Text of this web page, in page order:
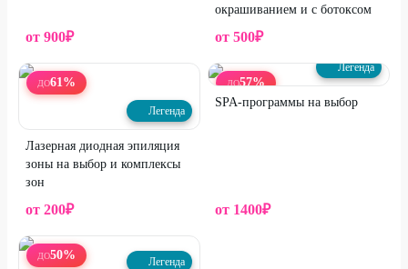
от 900₽
окрашиванием и с ботоксом
от 500₽
ДО61%
Легенда
Лазерная диодная эпиляция
зоны на выбор и комплексы
зон
от 200₽
ДО57%
Легенда
SPA-программы на выбор
от 1400₽
ДО50% Легенда